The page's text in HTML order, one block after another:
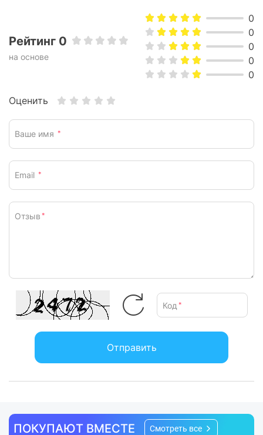
Дополнительно
USB-приемник в комплекте: отсутствует
Материал амбушюр:
Материал корпуса:
Цвет:
белый
Комплектация
Входит в комплект:
Рейтинг 0
на основе
0
0
0
0
0
Оценить
Ваше имя *
Email *
Отзыв *
Код *
Отправить
ПОКУПАЮТ ВМЕСТЕ Смотреть все